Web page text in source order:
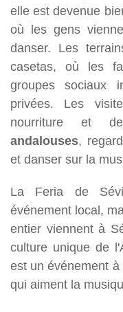
elle est devenue
où les gens
danser. Les
casetas, où les
groupes sociaux
privées. Les
nourriture et
andalouses,
et danser sur la
La Feria de
événement local,
entier viennent à
culture unique de
est un événement
qui aiment la